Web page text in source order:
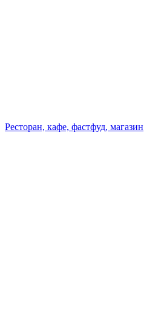
Ресторан, кафе, фастфуд, магазин